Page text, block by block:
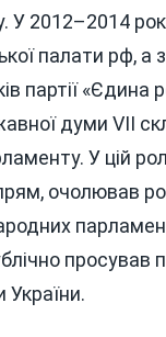
У 2012–2014
палати рф, а
партії «Єдина
думи VII
У цій
очолював
просував
України.